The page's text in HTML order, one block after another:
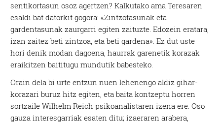
sentikortasun osoz agertzen? Kalkutako ama Teresaren
esaldi bat datorkit gogora: «Zintzotasunak eta
gardentasunak zaurgarri egiten zaituzte. Edozein eratara,
izan zaitez beti zintzoa, eta beti gardena». Ez dut uste
hori denik modan dagoena, haurrak garenetik korazak
eraikitzen baititugu mundutik babesteko.
Orain dela bi urte entzun nuen lehenengo aldiz gihar-
korazari buruz hitz egiten, eta baita kontzeptu horren
sortzaile Wilhelm Reich psikoanalistaren izena ere. Oso
gauza interesgarriak esaten ditu; izaeraren arabera,